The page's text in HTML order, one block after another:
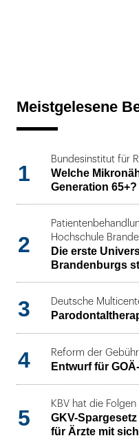
Meistgelesene
1
Bundesinstitut für
Welche
Generation 65+?
2
Hochschule
Die erste
Brandenburgs
3 Deutsche
4 Reform der
Entwurf für
5
KBV hat die
GKV-
für Ärzte mit sich